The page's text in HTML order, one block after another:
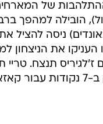
ההתלהבות של
(24 נקודות ו-10
העניקו את